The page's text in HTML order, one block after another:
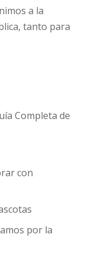
a la
tanto para
Completa de
con
por la